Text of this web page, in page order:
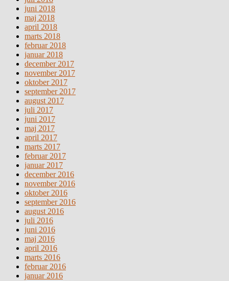
juni 2018
maj 2018
april 2018
marts 2018
februar 2018
januar 2018
december 2017
november 2017
oktober 2017
september 2017
august 2017
juli 2017
juni 2017
maj 2017
april 2017
marts 2017
februar 2017
januar 2017
december 2016
november 2016
oktober 2016
september 2016
august 2016
juli 2016
juni 2016
maj 2016
april 2016
marts 2016
februar 2016
januar 2016